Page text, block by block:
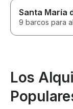
Santa María
9 barcos para
Los